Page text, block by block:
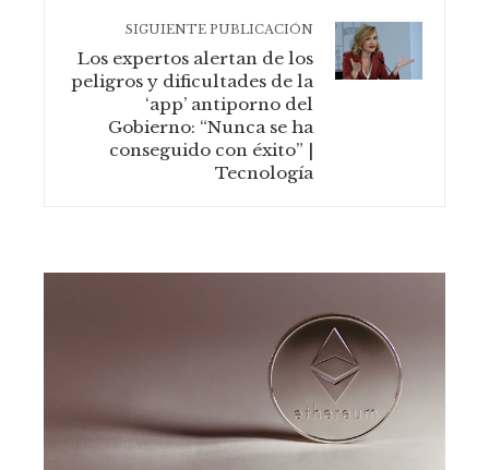
SIGUIENTE PUBLICACIÓN
Los expertos alertan de los
peligros y dificultades de la
‘app’ antiporno del
Gobierno: “Nunca se ha
conseguido con éxito” |
Tecnología